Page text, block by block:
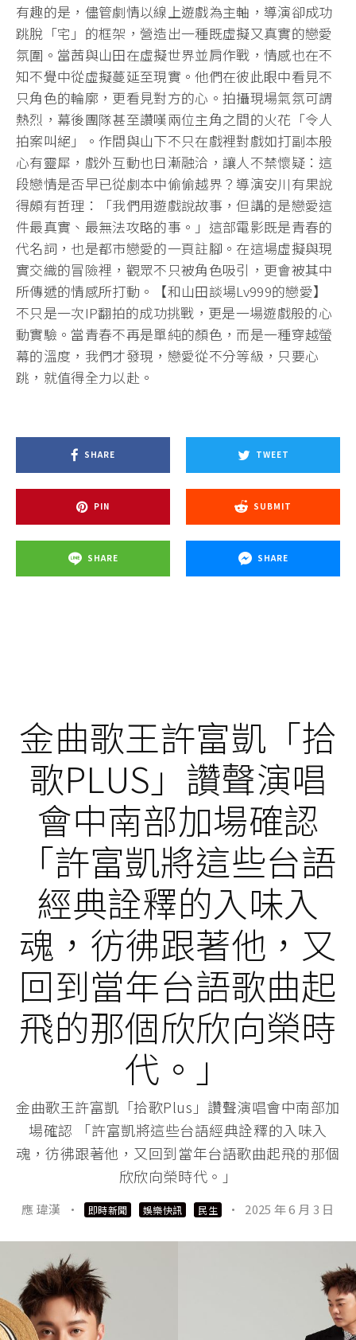
有趣的是，儘管劇情以線上遊戲為主軸，導演卻成功
跳脫「宅」的框架，營造出一種既虛擬又真實的戀愛
氛圍。當茜與山田在虛擬世界並肩作戰，情感也在不
知不覺中從虛擬蔓延至現實。他們在彼此眼中看見不
只角色的輪廓，更看見對方的心。拍攝現場氣氛可謂
熱烈，幕後團隊甚至讚嘆兩位主角之間的火花「令人
拍案叫絕」。作間與山下不只在戲裡對戲如打副本般
心有靈犀，戲外互動也日漸融洽，讓人不禁懷疑：這
段戀情是否早已從劇本中偷偷越界？導演安川有果說
得頗有哲理：「我們用遊戲說故事，但講的是戀愛這
件最真實、最無法攻略的事。」這部電影既是青春的
代名詞，也是都市戀愛的一頁註腳。在這場虛擬與現
實交織的冒險裡，觀眾不只被角色吸引，更會被其中
所傳遞的情感所打動。【和山田談場Lv999的戀愛】
不只是一次IP翻拍的成功挑戰，更是一場遊戲般的心
動實驗。當青春不再是單純的顏色，而是一種穿越螢
幕的溫度，我們才發現，戀愛從不分等級，只要心
跳，就值得全力以赴。
SHARE TWEET
PIN SUBMIT
SHARE SHARE
金曲歌王許富凱「拾
歌PLUS」讚聲演唱
會中南部加場確認
「許富凱將這些台語
經典詮釋的入味入
魂，彷彿跟著他，又
回到當年台語歌曲起
飛的那個欣欣向榮時
代。」
金曲歌王許富凱「拾歌Plus」讚聲演唱會中南部加
場確認 「許富凱將這些台語經典詮釋的入味入
魂，彷彿跟著他，又回到當年台語歌曲起飛的那個
欣欣向榮時代。」
應 瑋漢 · 即時新聞 娛樂快訊 民生 · 2025 年 6 月 3 日